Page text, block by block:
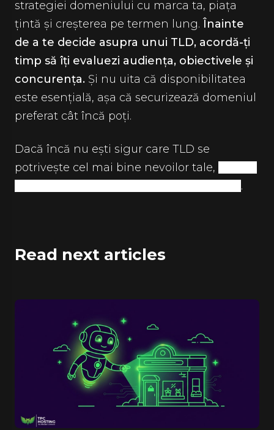
strategiei domeniului cu marca ta, piața
țintă și creșterea pe termen lung. Înainte
de a te decide asupra unui TLD, acordă-ți
timp să îți evaluezi audiența, obiectivele și
concurența. Și nu uita că disponibilitatea
este esențială, așa că securizează domeniul
preferat cât încă poți.
Dacă încă nu ești sigur care TLD se
potrivește cel mai bine nevoilor tale,
.
Read next articles